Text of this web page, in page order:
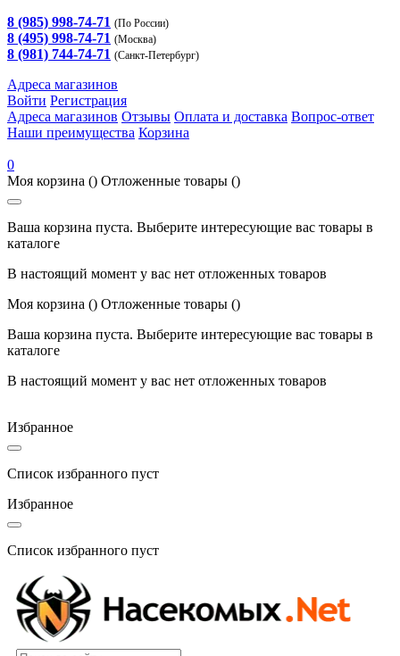
8 (985) 998-74-71 (По России)
8 (495) 998-74-71 (Москва)
8 (981) 744-74-71 (Санкт-Петербург)
Адреса магазинов
Войти Регистрация
Адреса магазинов Отзывы Оплата и доставка Вопрос-ответ
Наши преимущества Корзина
0
Моя корзина () Отложенные товары ()
Ваша корзина пуста. Выберите интересующие вас товары в
каталоге
В настоящий момент у вас нет отложенных товаров
Моя корзина () Отложенные товары ()
Ваша корзина пуста. Выберите интересующие вас товары в
каталоге
В настоящий момент у вас нет отложенных товаров
Избранное
Список избранного пуст
Избранное
Список избранного пуст